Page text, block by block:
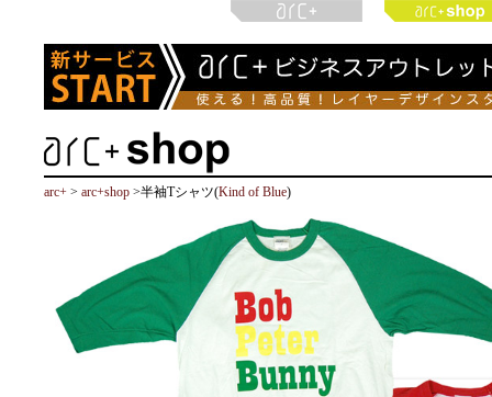
arc+ > arc+shop >半袖Tシャツ(Kind of Blue)